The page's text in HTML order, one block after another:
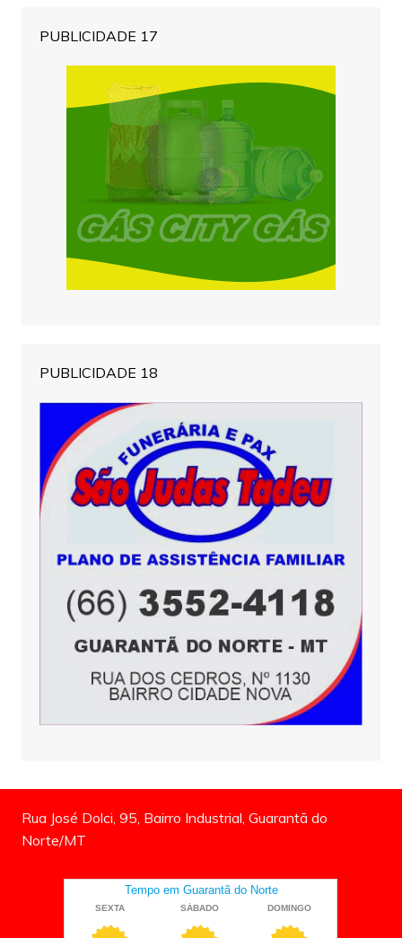
PUBLICIDADE 17
PUBLICIDADE 18
Rua José Dolci, 95, Bairro Industrial, Guarantã do
Norte/MT